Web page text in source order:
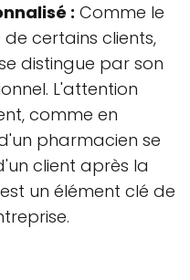
: Comme le
certains clients,
distingue par son
L'attention
comme en
pharmacien se
client après la
un élément clé de